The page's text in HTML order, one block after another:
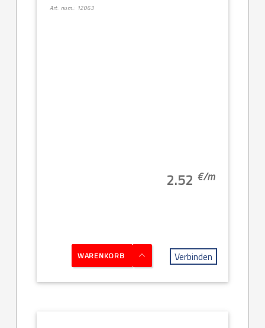
Art. num.: 12063
2.52 €/m
WARENKORB Verbinden